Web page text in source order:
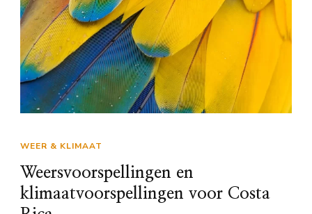
WEER & KLIMAAT
Weersvoorspellingen en
klimaatvoorspellingen voor Costa